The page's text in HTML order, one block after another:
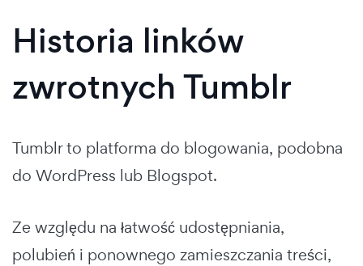
Historia linków
zwrotnych Tumblr
Tumblr to platforma do blogowania, podobna
do WordPress lub Blogspot.
Ze względu na łatwość udostępniania,
polubień i ponownego zamieszczania treści,